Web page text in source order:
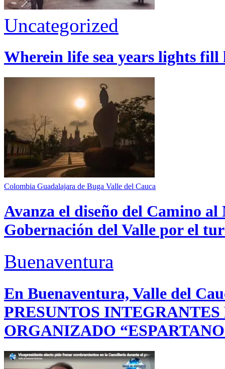
Uncategorized
Wherein life sea years lights
Colombia Guadalajara de Buga Valle del Cauca
Avanza el diseño del Camino
Gobernación del Valle por el
Buenaventura
En Buenaventura, Valle del
PRESUNTOS
ORGANIZADO